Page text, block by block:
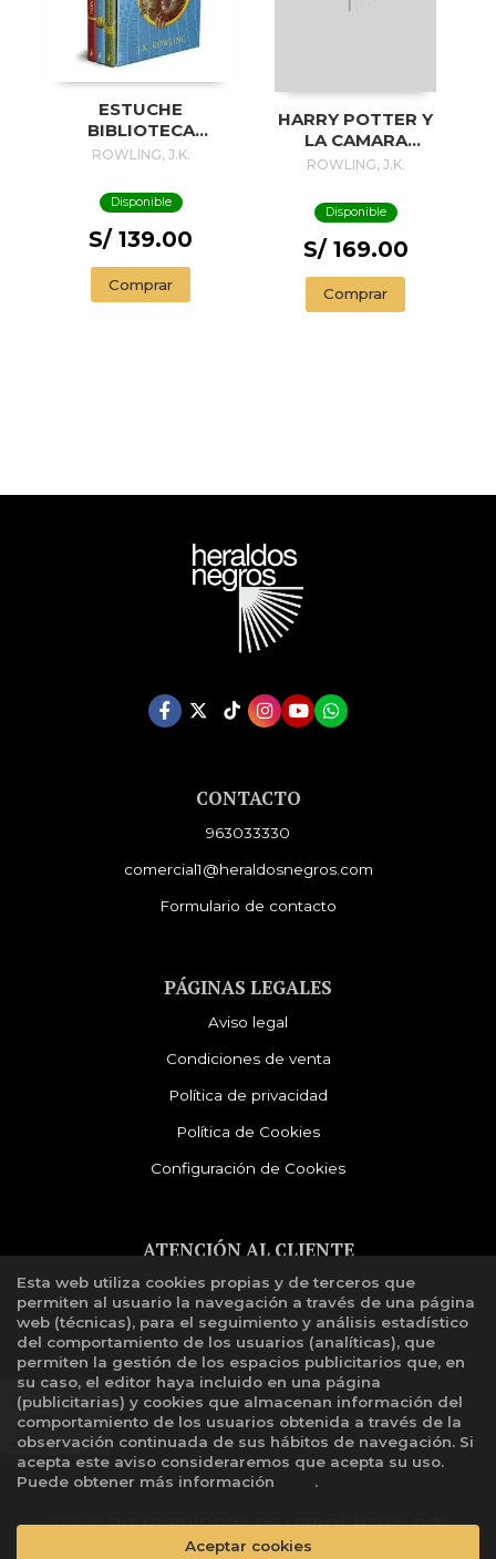
ESTUCHE
BIBLIOTECA
HOGWARTS
ROWLING, J.K.
Disponible
S/ 139.00
Comprar
HARRY POTTER Y
LA CAMARA
SECRETA
ROWLING, J.K.
Disponible
S/ 169.00
Comprar
CONTACTO
963033330
comercial1@heraldosnegros.com
Formulario de contacto
PÁGINAS LEGALES
Aviso legal
Condiciones de venta
Política de privacidad
Política de Cookies
Configuración de Cookies
ATENCIÓN AL CLIENTE
Quiénes somos
Libro de reclamaciones
2026 ©DISTRIBUIDORA DE LIBROS HERALDOS
. Todos los Derechos Reservados |
Esta web utiliza cookies propias y de terceros que
permiten al usuario la navegación a través de una página
web (técnicas), para el seguimiento y análisis estadístico
del comportamiento de los usuarios (analíticas), que
permiten la gestión de los espacios publicitarios que, en
su caso, el editor haya incluido en una página
(publicitarias) y cookies que almacenan información del
comportamiento de los usuarios obtenida a través de la
observación continuada de sus hábitos de navegación. Si
acepta este aviso consideraremos que acepta su uso.
Puede obtener más información
.
Aceptar cookies